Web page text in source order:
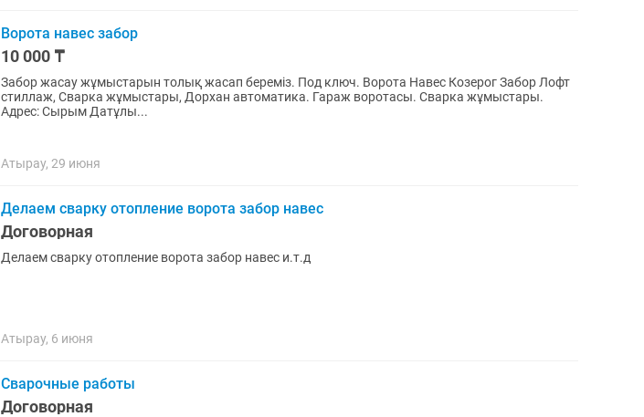
Ворота навес забор
10 000 ₸
Забор жасау жұмыстарын толық жасап береміз. Под ключ. Ворота Навес Козерог Забор Лофт
стиллаж, Сварка жұмыстары, Дорхан автоматика. Гараж воротасы. Сварка жұмыстары.
Адрес: Сырым Датұлы...
Атырау, 29 июня
Делаем сварку отопление ворота забор навес
Договорная
Делаем сварку отопление ворота забор навес и.т.д
Атырау, 6 июня
Сварочные работы
Договорная